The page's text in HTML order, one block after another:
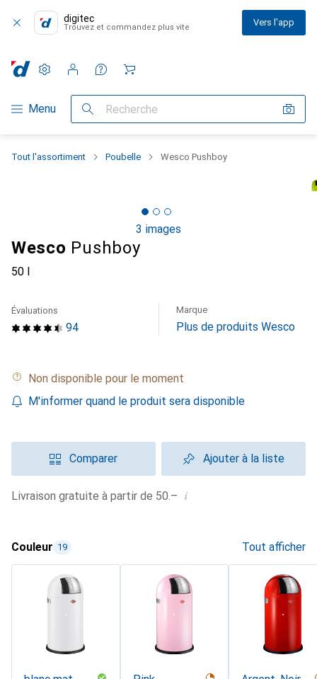
digitec
Trouvez et commandez plus vite Vers l'app
Navigation par catégorie
Menu Recherche
Paramètres
Compte client
Listes de comparaison
Listes d'envies
Panier
Tout l'assortiment Poubelle Wesco Pushboy
3 images
Wesco Pushboy
50 l
94
Évaluations Marque
Plus de produits Wesco
Non disponible pour le moment
M'informer quand le produit sera disponible
Comparer Ajouter à la liste
Livraison gratuite à partir de 50.– i
Couleur 19 Tout afficher